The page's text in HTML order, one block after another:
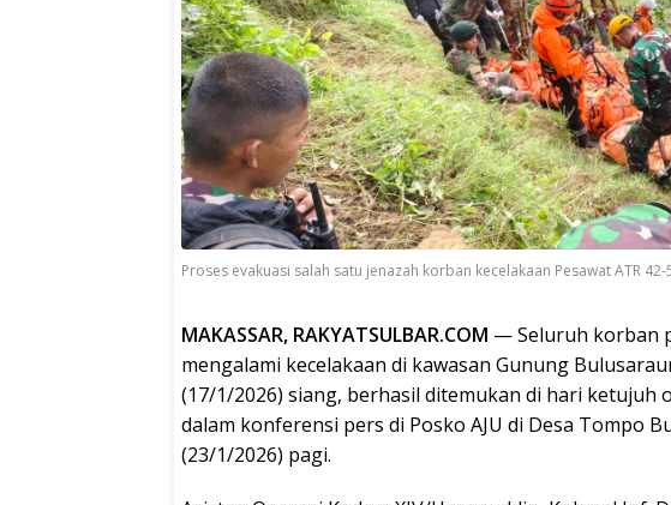
Proses evakuasi salah satu jenazah korban kecelakaan Pesawat ATR
MAKASSAR, RAKYATSULBAR.COM — Seluruh korban
mengalami kecelakaan di kawasan Gunung
(17/1/2026) siang, berhasil ditemukan di hari ketujuh
dalam konferensi pers di Posko AJU di Desa Tompo
(23/1/2026) pagi.